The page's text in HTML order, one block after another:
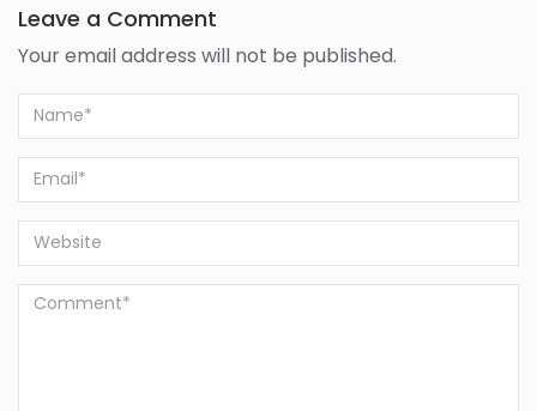
Leave a Comment
Your email address will not be published.